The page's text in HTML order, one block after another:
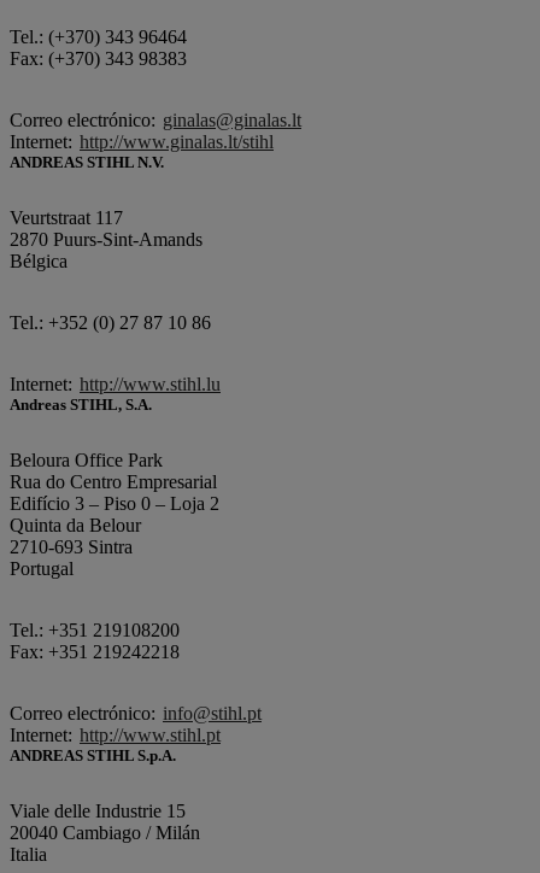
Tel.: (+370) 343 96464
Fax: (+370) 343 98383
Correo electrónico: ginalas@ginalas.lt
Internet: http://www.ginalas.lt/stihl
ANDREAS STIHL N.V.
Veurtstraat 117
2870 Puurs-Sint-Amands
Bélgica
Tel.: +352 (0) 27 87 10 86
Internet: http://www.stihl.lu
Andreas STIHL, S.A.
Beloura Office Park
Rua do Centro Empresarial
Edifício 3 – Piso 0 – Loja 2
Quinta da Belour
2710-693 Sintra
Portugal
Tel.: +351 219108200
Fax: +351 219242218
Correo electrónico: info@stihl.pt
Internet: http://www.stihl.pt
ANDREAS STIHL S.p.A.
Viale delle Industrie 15
20040 Cambiago / Milán
Italia